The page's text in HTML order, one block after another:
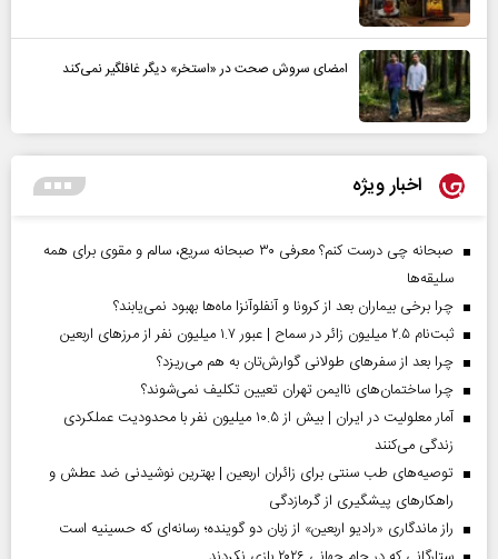
امضای سروش صحت در «استخر» دیگر غافلگیر نمی‌کند
اخبار ویژه
صبحانه چی درست کنم؟ معرفی ۳۰ صبحانه سریع، سالم و مقوی برای همه
سلیقه‌ها
چرا برخی بیماران بعد از کرونا و آنفلوآنزا ماه‌ها بهبود نمی‌یابند؟
ثبت‌نام ۲.۵ میلیون زائر در سماح | عبور ۱.۷ میلیون نفر از مرز‌های اربعین
چرا بعد از سفرهای طولانی گوارش‌تان به هم می‌ریزد؟
چرا ساختمان‌های ناایمن تهران تعیین تکلیف نمی‌شوند؟
آمار معلولیت در ایران | بیش از ۱۰.۵ میلیون نفر با محدودیت عملکردی
زندگی می‌کنند
توصیه‌های طب سنتی برای زائران اربعین | بهترین نوشیدنی ضد عطش و
راهکارهای پیشگیری از گرمازدگی
راز ماندگاری «رادیو اربعین» از زبان دو گوینده؛ رسانه‌ای که حسینیه است